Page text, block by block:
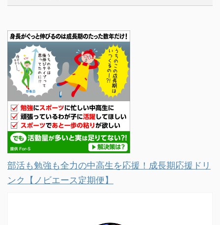
部活も勉強も全力の中高生を応援！成長期応援ドリ
ンク【ノビエース定期便】